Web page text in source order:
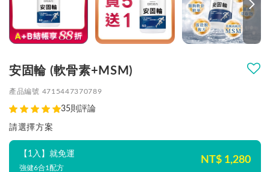
安固輪 (軟骨素+MSM)
產品編號 4715447370789
35則評論
請選擇方案
【1入】就免運
強健6合1配方
NT$ 1,280